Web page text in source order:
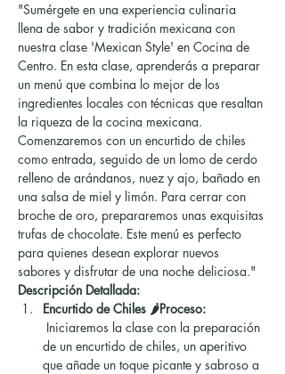
"Sumérgete en una experiencia culinaria
llena de sabor y tradición mexicana con
nuestra clase 'Mexican Style' en Cocina de
Centro. En esta clase, aprenderás a preparar
un menú que combina lo mejor de los
ingredientes locales con técnicas que resaltan
la riqueza de la cocina mexicana.
Comenzaremos con un encurtido de chiles
como entrada, seguido de un lomo de cerdo
relleno de arándanos, nuez y ajo, bañado en
una salsa de miel y limón. Para cerrar con
broche de oro, prepararemos unas exquisitas
trufas de chocolate. Este menú es perfecto
para quienes desean explorar nuevos
sabores y disfrutar de una noche deliciosa."
Descripción Detallada:
Encurtido de Chiles 🌶️Proceso:
de un encurtido de chiles, un aperitivo
que añade un toque picante y sabroso a